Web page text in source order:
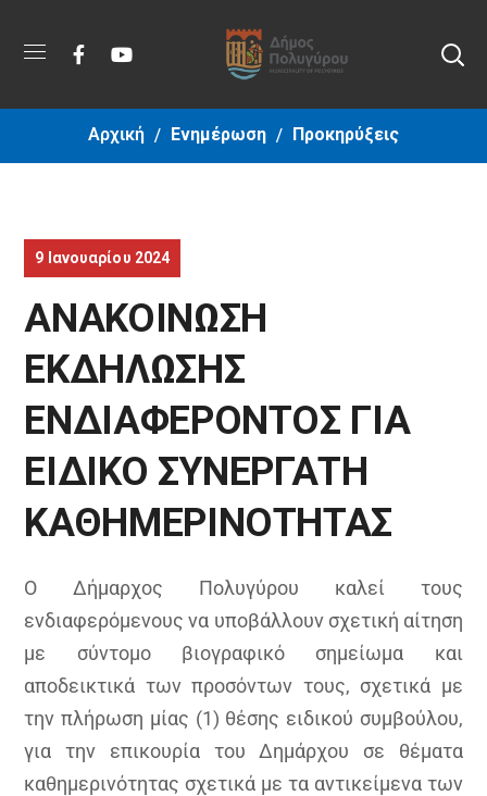
Αρχική Ενημέρωση Προκηρύξεις
9 Ιανουαρίου 2024
ΑΝΑΚΟΙΝΩΣΗ
ΕΚΔΗΛΩΣΗΣ
ΕΝΔΙΑΦΕΡΟΝΤΟΣ ΓΙΑ
ΕΙΔΙΚΟ ΣΥΝΕΡΓΑΤΗ
ΚΑΘΗΜΕΡΙΝΟΤΗΤΑΣ
Ο Δήμαρχος Πολυγύρου καλεί τους
ενδιαφερόμενους να υποβάλλουν σχετική αίτηση
με σύντομο βιογραφικό σημείωμα και
αποδεικτικά των προσόντων τους, σχετικά με
την πλήρωση μίας (1) θέσης ειδικού συμβούλου,
για την επικουρία του Δημάρχου σε θέματα
καθημερινότητας σχετικά με τα αντικείμενα των